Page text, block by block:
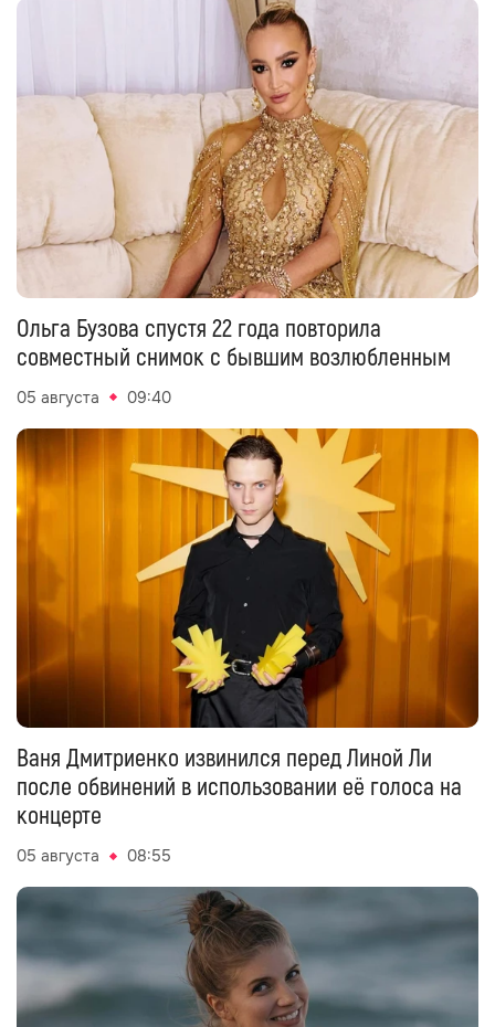
Ольга Бузова спустя 22 года повторила
совместный снимок с бывшим возлюбленным
05 августа 09:40
Ваня Дмитриенко извинился перед Линой Ли
после обвинений в использовании её голоса на
концерте
05 августа 08:55